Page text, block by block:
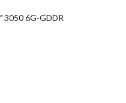
3050 6G-GDDR